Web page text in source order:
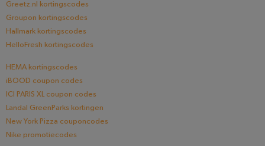
Greetz.nl kortingscodes
Groupon kortingscodes
Hallmark kortingscodes
HelloFresh kortingscodes
HEMA kortingscodes
iBOOD coupon codes
ICI PARIS XL coupon codes
Landal GreenParks kortingen
New York Pizza couponcodes
Nike promotiecodes